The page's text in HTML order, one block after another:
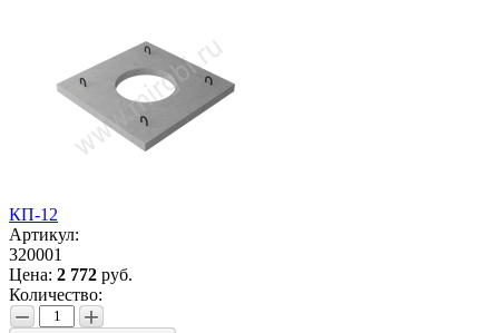
КП-12
Артикул:
320001
Цена: 2 772 руб.
Количество:
− +